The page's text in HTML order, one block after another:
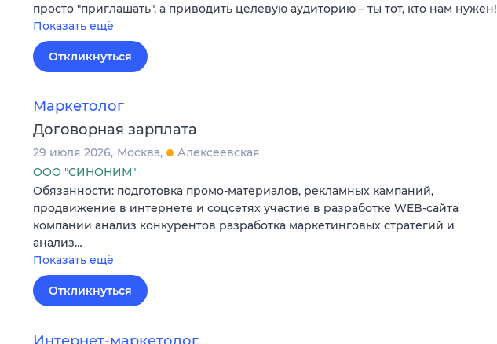
просто "приглашать", а приводить целевую аудиторию – ты тот, кто нам нужен!
Показать ещё
Откликнуться
Маркетолог
Договорная зарплата
29 июля 2026 Москва
Алексеевская
ООО "СИНОНИМ"
Обязанности: подготовка промо-материалов, рекламных кампаний,
продвижение в интернете и соцсетях участие в разработке WEB-сайта
компании анализ конкурентов разработка маркетинговых стратегий и
анализ…
Показать ещё
Откликнуться